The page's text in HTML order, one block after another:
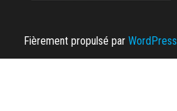
Fièrement propulsé par WordPress